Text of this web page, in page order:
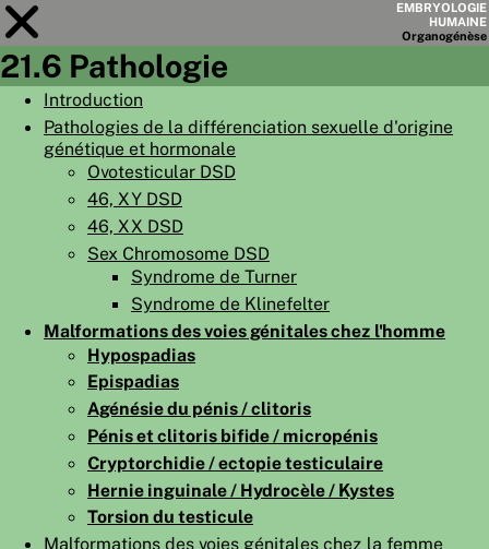
EMBRYOLOGIE
HUMAINE
Organogénèse
Module21
LISTE DES CHAPITRES
EMBRYOGÉNÈSE
ORGANOGÉNÈSE
ATLAS
21.6 Pathologie
Introduction
Pathologies de la différenciation sexuelle d'origine
génétique et hormonale
Ovotesticular DSD
46, XY DSD
46, XX DSD
Sex Chromosome DSD
Syndrome de Turner
Syndrome de Klinefelter
Malformations des voies génitales chez l'homme
Hypospadias
Epispadias
Agénésie du pénis / clitoris
Pénis et clitoris bifide / micropénis
Cryptorchidie / ectopie testiculaire
Hernie inguinale / Hydrocèle / Kystes
Torsion du testicule
Malformations des voies génitales chez la femme